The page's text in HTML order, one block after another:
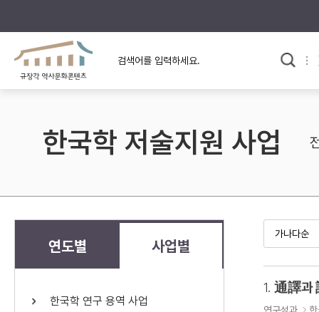
규장각의 어제와 오늘
규장각 소개영상
사료와 문학으로 본
고대
고려
조선 후기
근대
검색 연산자 사용안내
한국학 저술지원 사업
연도별 사업별
한국학 연구 용역 사업
1. 通譯과